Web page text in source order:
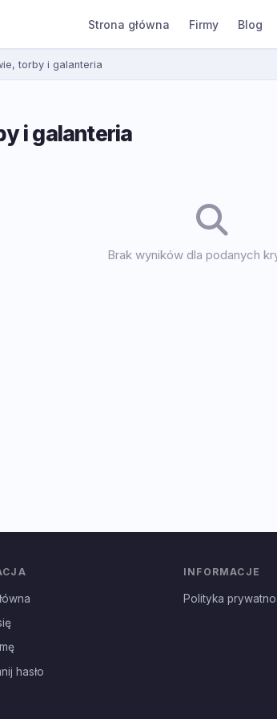
Strona główna Firmy Blog
torby i galanteria
i galanteria
Brak wyników dla podanych
hasło
INFORMACJE
Polityka